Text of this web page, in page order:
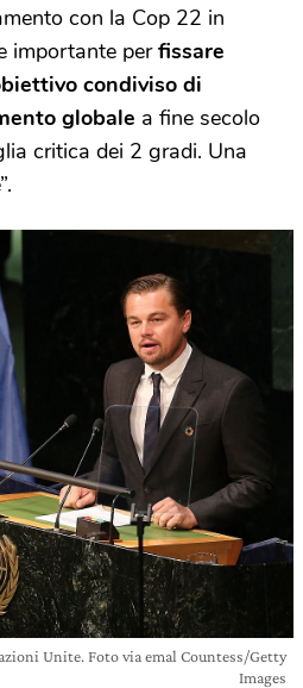
con la Cop 22 in
importante perfissare
condiviso di
globale a fine secolo
critica dei 2 gradi. Una
Unite. Foto via emal Countess/Getty
Images